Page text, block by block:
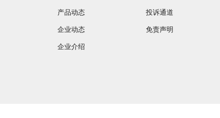
产品动态
企业动态
企业介绍
投诉通道
免责声明